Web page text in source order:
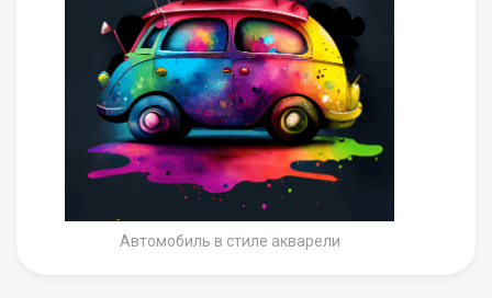
Автомобиль в стиле акварели